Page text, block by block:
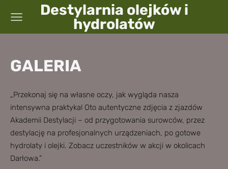
Destylarnia olejków i
hydrolatów
GALERIA
„Przekonaj się na własne oczy, jak wygląda nasza
intensywna praktyka! Oto autentyczne zdjęcia z zjazdów
Akademii Destylacji – od przygotowania surowców, przez
destylację na profesjonalnych urządzeniach, po gotowe
hydrolaty i olejki. Zobacz uczestników w akcji w okolicach
Darłowa.”